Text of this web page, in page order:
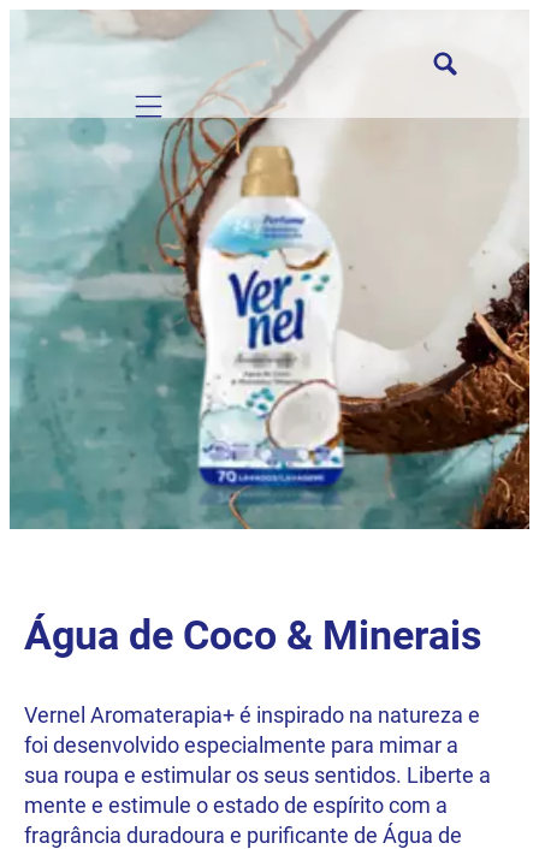
Mobile navigation
Água de Coco & Minerais
Vernel Aromaterapia+ é inspirado na natureza e
foi desenvolvido especialmente para mimar a
sua roupa e estimular os seus sentidos. Liberte a
mente e estimule o estado de espírito com a
fragrância duradoura e purificante de Água de